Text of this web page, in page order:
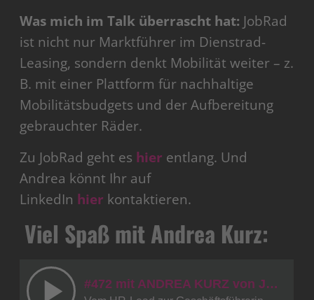
Was mich im Talk überrascht hat: JobRad
ist nicht nur Marktführer im Dienstrad-
Leasing, sondern denkt Mobilität weiter – z.
B. mit einer Plattform für nachhaltige
Mobilitätsbudgets und der Aufbereitung
gebrauchter Räder.
Zu JobRad geht es hier entlang. Und
Andrea könnt Ihr auf
LinkedIn hier kontaktieren.
Viel Spaß mit Andrea Kurz: